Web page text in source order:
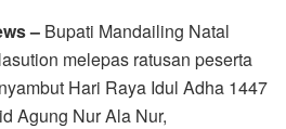
– Bupati Mandailing Natal
melepas ratusan peserta
Hari Raya Idul Adha 1447
Agung Nur Ala Nur,